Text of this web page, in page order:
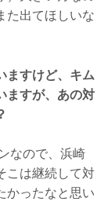
た出てほしいな
ますけど、キム
ますが、あの対
なので、浜崎
こは継続して対
かったなと思い